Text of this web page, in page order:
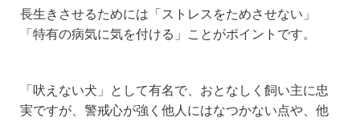
長生きさせるためには「ストレスをためさせない」
「特有の病気に気を付ける」ことがポイントです。
「吠えない犬」として有名で、おとなしく飼い主に忠
実ですが、警戒心が強く他人にはなつかない点や、他